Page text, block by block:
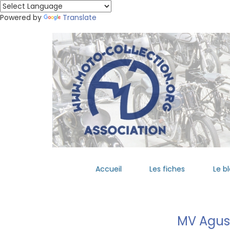
Powered by Translate
Accueil Les fiches Le
MV